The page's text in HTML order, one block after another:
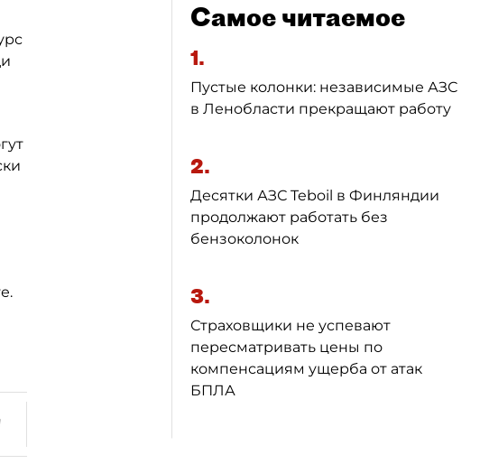
Самое читаемое
1.
Пустые колонки: независимые АЗС
в Ленобласти прекращают работу
2.
Десятки АЗС Teboil в Финляндии
продолжают работать без
бензоколонок
3.
Страховщики не успевают
пересматривать цены по
компенсациям ущерба от атак
БПЛА